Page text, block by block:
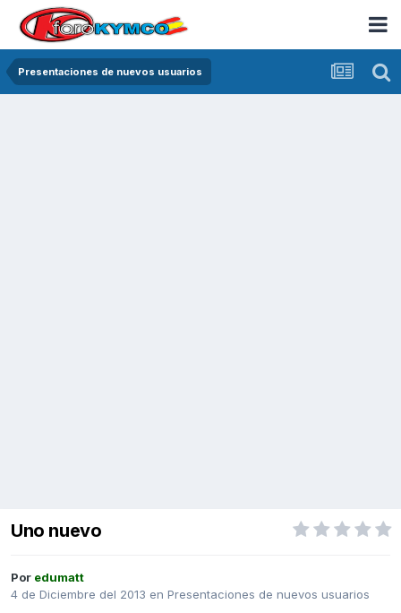
Presentaciones de nuevos usuarios
Uno nuevo
Por edumatt
4 de Diciembre del 2013 en Presentaciones de nuevos usuarios